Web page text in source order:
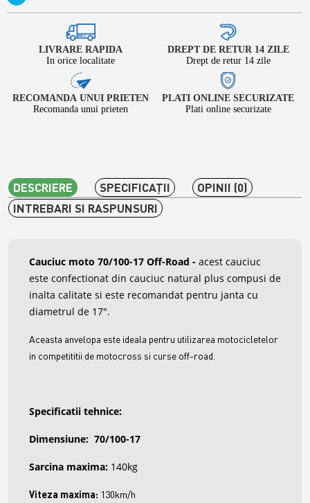
LIVRARE RAPIDA
In orice localitate
DREPT DE RETUR 14 ZILE
Drept de retur 14 zile
RECOMANDA UNUI PRIETEN
Recomanda unui prieten
PLATI ONLINE SECURIZATE
Plati online securizate
DESCRIERE SPECIFICAŢII
OPINII (0)
INTREBARI SI RASPUNSURI
Cauciuc moto 70/100-17 Off-Road - acest cauciuc
este confectionat din cauciuc natural plus compusi de
inalta calitate si este recomandat pentru janta cu
diametrul de 17".
Aceasta anvelopa este ideala pentru utilizarea motocicletelor
in competititii de motocross si curse off-road.
Specificatii tehnice:
Dimensiune: 70/100-17
Sarcina maxima: 140kg
Viteza maxima: 130km/h